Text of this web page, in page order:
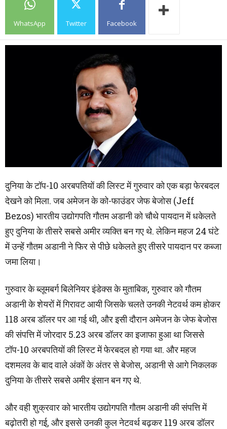
WhatsApp Twitter Facebook
दुनिया के टॉप-10 अरबपतियों की लिस्ट में गुरुवार को एक बड़ा फेरबदल
देखने को मिला. जब अमेजन के को-फाउंडर जेफ बेजोस (Jeff
Bezos) भारतीय उद्योगपति गौतम अडानी को चौथे पायदान में धकेलते
हुए दुनिया के तीसरे सबसे अमीर व्यक्ति बन गए थे. लेकिन महज 24 घंटे
में उन्हें गौतम अडानी ने फिर से पीछे धकेलते हुए तीसरे पायदान पर कब्जा
जमा लिया।
गुरुवार के ब्लूमबर्ग बिलेनियर इंडेक्स के मुताबिक, गुरुवार को गौतम
अडानी के शेयरों में गिरावट आयी जिसके चलते उनकी नेटवर्थ कम होकर
118 अरब डॉलर पर आ गई थी, और इसी दौरान अमेजन के जेफ बेजोस
की संपत्ति में जोरदार 5.23 अरब डॉलर का इजाफा हुआ था जिससे
टॉप-10 अरबपतियों की लिस्ट में फेरबदल हो गया था. और महज
दशमलव के बाद वाले अंकों के अंतर से बेजोस, अडानी से आगे निकलक
दुनिया के तीसरे सबसे अमीर इंसान बन गए थे.
और वही शुक्रवार को भारतीय उद्योगपति गौतम अडानी की संपत्ति में
बढ़ोतरी हो गई, और इससे उनकी कुल नेटवर्थ बढ़कर 119 अरब डॉलर